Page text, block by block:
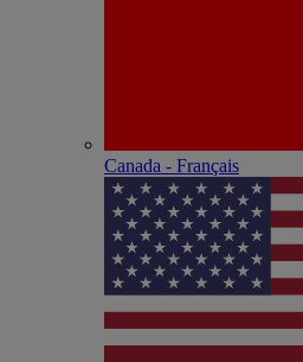
Canada - Français